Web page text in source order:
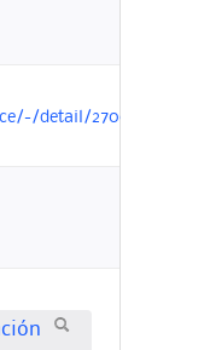
detail/270007-